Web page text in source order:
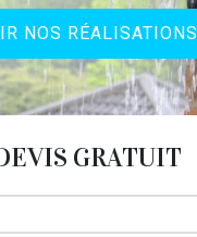
NOS RÉALISATIONS
GRATUIT